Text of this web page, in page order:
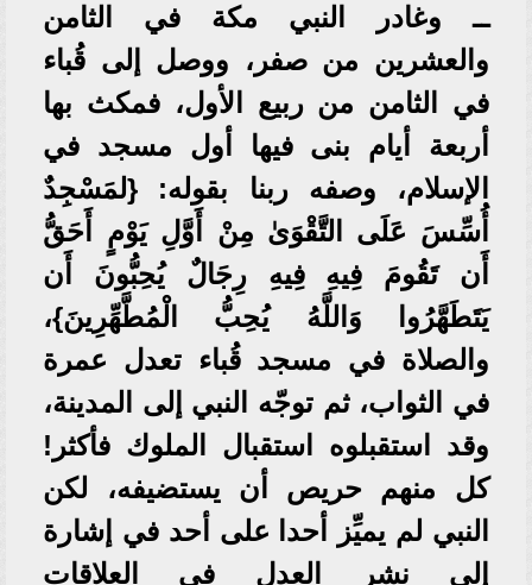
ــ وغادر النبي مكة في الثامن
والعشرين من صفر، ووصل إلى قُباء
في الثامن من ربيع الأول، فمكث بها
أربعة أيام بنى فيها أول مسجد في
الإسلام، وصفه ربنا بقوله: {لمَسْجِدٌ
أُسِّسَ عَلَى التَّقْوَىٰ مِنْ أَوَّلِ يَوْمٍ أَحَقُّ
أَن تَقُومَ فِيهِ فِيهِ رِجَالٌ يُحِبُّونَ أَن
يَتَطَهَّرُوا وَاللَّهُ يُحِبُّ الْمُطَّهِّرِينَ}،
والصلاة في مسجد قُباء تعدل عمرة
في الثواب، ثم توجّه النبي إلى المدينة،
وقد استقبلوه استقبال الملوك فأكثر!
كل منهم حريص أن يستضيفه، لكن
النبي لم يميِّز أحدا على أحد في إشارة
إلى نشر العدل في العلاقات